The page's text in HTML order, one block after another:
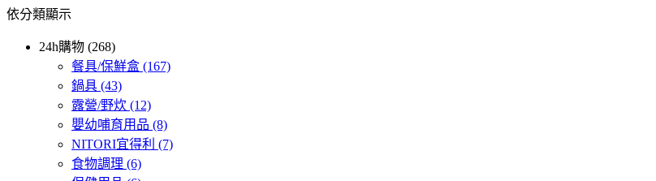
依分類顯示
24h購物 (268)
餐具/保鮮盒 (167)
鍋具 (43)
露營/野炊 (12)
嬰幼哺育用品 (8)
NITORI宜得利 (7)
食物調理 (6)